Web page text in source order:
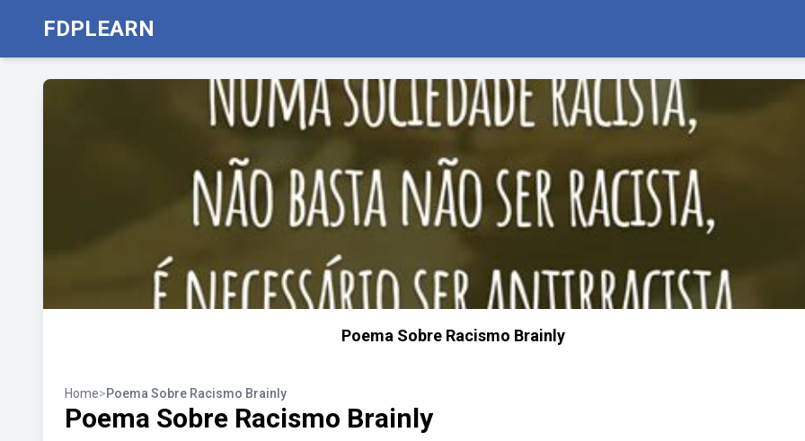
FDPLEARN
Poema Sobre Racismo Brainly
Home>Poema Sobre Racismo Brainly
Poema Sobre Racismo Brainly